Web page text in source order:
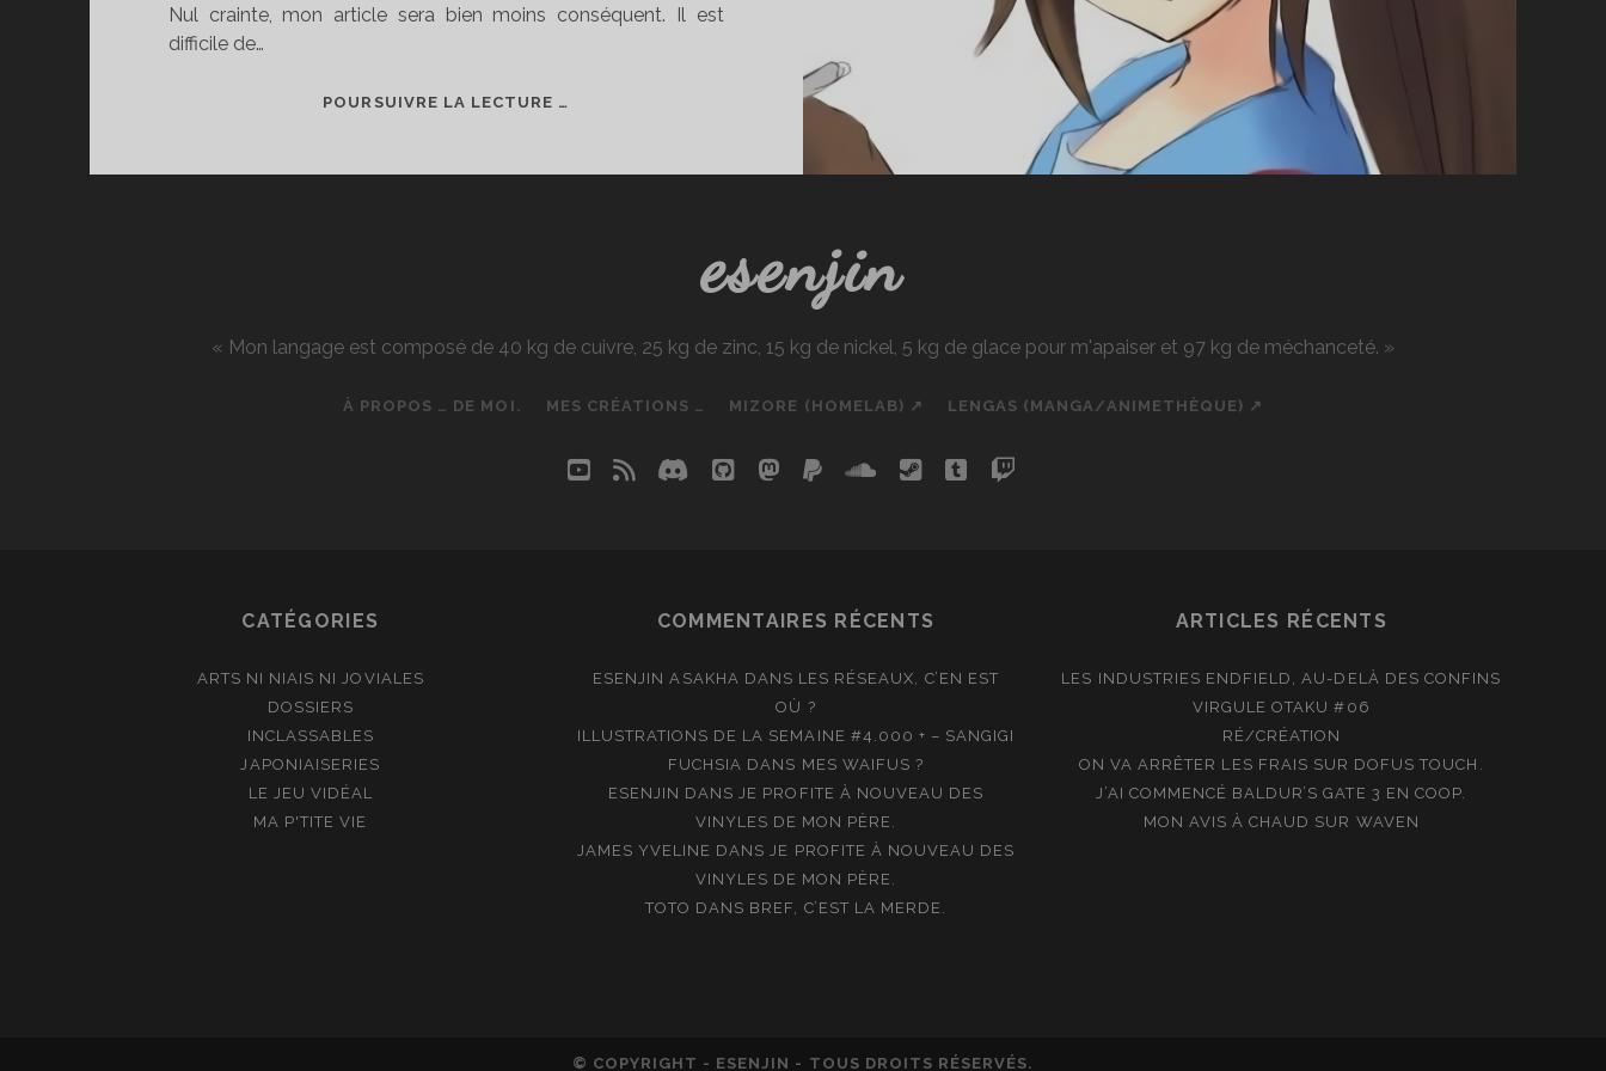
Nul crainte, mon article sera bien moins conséquent. Il est
difficile de…
POURSUIVRE LA LECTURE …
esenjin
« Mon langage est composé de 40 kg de cuivre, 25 kg de zinc, 15 kg de nickel, 5 kg de glace pour m'apaiser et 97 kg de méchanceté. »
À PROPOS … DE MOI. MES CRÉATIONS … MIZORE (HOMELAB) ↗ LENGAS (MANGA/ANIMETHÈQUE) ↗
youtube
rss discord
githubmastodon
paypalsoundcloud
steamtumblrtwitch
CATÉGORIES
ARTS NI NIAIS NI JOVIALES
DOSSIERS
INCLASSABLES
JAPONIAISERIES
LE JEU VIDÉAL
MA P'TITE VIE
COMMENTAIRES RÉCENTS
ESENJIN ASAKHA DANS LES RÉSEAUX, C’EN EST
OÙ ?
ILLUSTRATIONS DE LA SEMAINE #4.000 + – SANGIGI
FUCHSIA DANS MES WAIFUS ?
ESENJIN DANSJE PROFITE À NOUVEAU DES
VINYLES DE MON PÈRE.
JAMES YVELINE DANSJE PROFITE À NOUVEAU DES
VINYLES DE MON PÈRE.
TOTO DANS BREF, C’EST LA MERDE.
ARTICLES RÉCENTS
LES INDUSTRIES ENDFIELD, AU-DELÀ DES CONFINS
VIRGULE OTAKU #06
RÉ/CRÉATION
ON VA ARRÊTER LES FRAIS SUR DOFUS TOUCH.
J’AI COMMENCÉ BALDUR’S GATE 3 EN COOP.
MON AVIS À CHAUD SUR WAVEN
© COPYRIGHT - ESENJIN - TOUS DROITS RÉSERVÉS.